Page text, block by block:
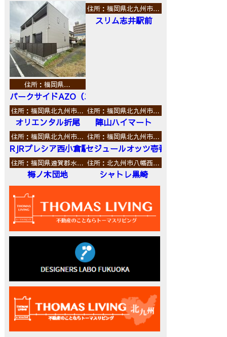
住所：福岡県…
パークサイドAZO（エーゼットオー）
住所：福岡県北九州市…
スリム志井駅前
住所：福岡県北九州市…
オリエンタル折尾
住所：福岡県北九州市…
陣山ハイマート
住所：福岡県北九州市…
RJRプレシア西小倉駅前
住所：福岡県北九州市…
セジュールオッツ壱番館
住所：福岡県遠賀郡水…
梅ノ木団地
住所：北九州市八幡西…
シャトレ黒崎